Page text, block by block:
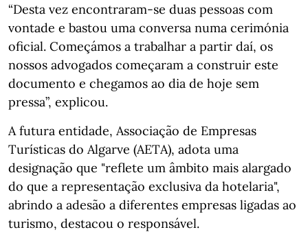
“Desta vez encontraram-se duas pessoas com
vontade e bastou uma conversa numa cerimónia
oficial. Começámos a trabalhar a partir daí, os
nossos advogados começaram a construir este
documento e chegamos ao dia de hoje sem
pressa”, explicou.
A futura entidade, Associação de Empresas
Turísticas do Algarve (AETA), adota uma
designação que "reflete um âmbito mais alargado
do que a representação exclusiva da hotelaria",
abrindo a adesão a diferentes empresas ligadas ao
turismo, destacou o responsável.